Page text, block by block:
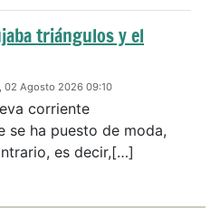
triángulos y el
02 Agosto 2026 09:10
corriente
se ha puesto de moda,
es decir,[…]